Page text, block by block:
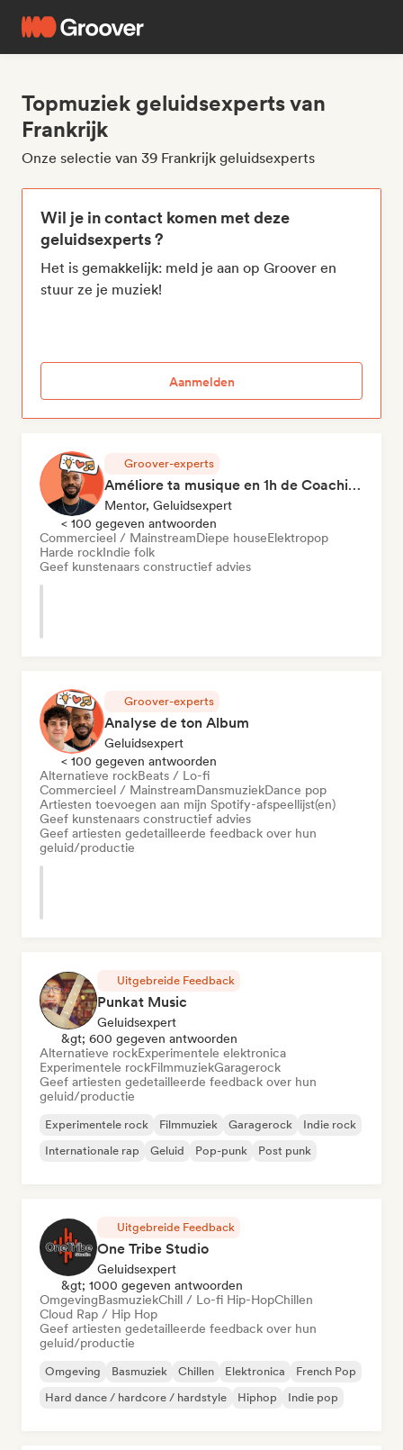
Topmuziek geluidsexperts van
Frankrijk
Onze selectie van 39 Frankrijk geluidsexperts
Wil je in contact komen met deze
geluidsexperts ?
Het is gemakkelijk: meld je aan op Groover en
stuur ze je muziek!
Aanmelden
Groover-experts
Améliore ta musique en 1h de Coaching
Mentor, Geluidsexpert
< 100 gegeven antwoorden
Commercieel / MainstreamDiepe houseElektropop
Harde rockIndie folk
Geef kunstenaars constructief advies
Groover-experts
Analyse de ton Album
Geluidsexpert
< 100 gegeven antwoorden
Alternatieve rockBeats / Lo-fi
Commercieel / MainstreamDansmuziekDance pop
Artiesten toevoegen aan mijn Spotify-afspeellijst(en)
Geef kunstenaars constructief advies
Geef artiesten gedetailleerde feedback over hun
geluid/productie
Uitgebreide Feedback
Punkat Music
Geluidsexpert
&gt; 600 gegeven antwoorden
Alternatieve rockExperimentele elektronica
Experimentele rockFilmmuziekGaragerock
Geef artiesten gedetailleerde feedback over hun
geluid/productie
Experimentele rock Filmmuziek Garagerock
Indie rock
Internationale rap
Geluid Pop-punk Post punk
Uitgebreide Feedback
One Tribe Studio
Geluidsexpert
&gt; 1000 gegeven antwoorden
OmgevingBasmuziekChill / Lo-fi Hip-HopChillen
Cloud Rap / Hip Hop
Geef artiesten gedetailleerde feedback over hun
geluid/productie
Omgeving Basmuziek Chillen Elektronica
French Pop
Hard dance / hardcore / hardstyle
Hiphop Indie pop